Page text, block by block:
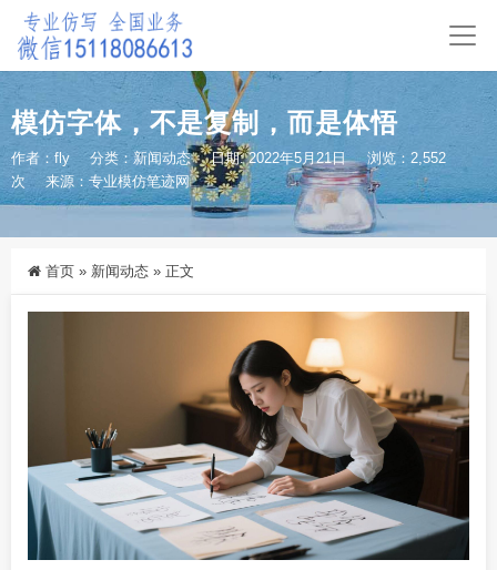
模仿字体，不是复制，而是体悟
作者：fly 分类：新闻动态 日期: 2022年5月21日
浏览：2,552
次
来源： 专业模仿笔迹网
首页 » 新闻动态 » 正文